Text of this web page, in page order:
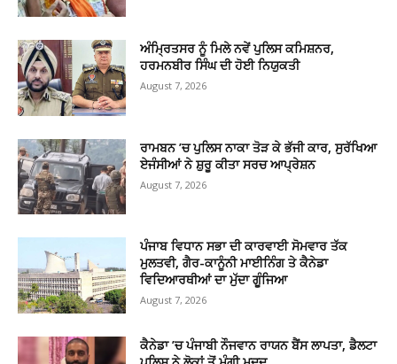
ਅੰਮ੍ਰਿਤਸਰ ਨੂੰ ਮਿਲੇ ਨਵੇਂ ਪੁਲਿਸ ਕਮਿਸ਼ਨਰ,
ਹਰਮਨਬੀਰ ਸਿੰਘ ਦੀ ਹੋਈ ਨਿਯੁਕਤੀ
August 7, 2026
ਰਾਮਬਨ ’ਚ ਪੁਲਿਸ ਨਾਕਾ ਤੋੜ ਕੇ ਭੱਜੀ ਕਾਰ, ਸੁਰੱਖਿਆ
ਏਜੰਸੀਆਂ ਨੇ ਸ਼ੁਰੂ ਕੀਤਾ ਸਰਚ ਆਪ੍ਰੇਸ਼ਨ
August 7, 2026
ਪੰਜਾਬ ਵਿਧਾਨ ਸਭਾ ਦੀ ਕਾਰਵਾਈ ਸੋਮਵਾਰ ਤੱਕ
ਮੁਲਤਵੀ, ਗੈਰ-ਕਾਨੂੰਨੀ ਮਾਈਨਿੰਗ ਤੇ ਕੈਨੇਡਾ
ਵਿਦਿਆਰਥੀਆਂ ਦਾ ਮੁੱਦਾ ਗੂੰਜਿਆ
August 7, 2026
ਕੈਨੇਡਾ ’ਚ ਪੰਜਾਬੀ ਨੌਜਵਾਨ ਰਾਯਨ ਬੈਂਸ ਲਾਪਤਾ, ਡੈਲਟਾ